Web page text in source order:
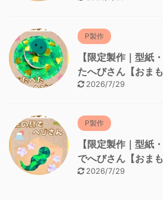
P製作
【限定製作｜型紙
たへびさん【おまも
2026/7/29
P製作
【限定製作｜型紙
でへびさん【おまも
2026/7/29